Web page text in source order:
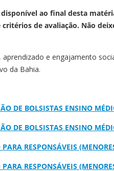
ao final desta
de avaliação. Não
e engajamento
da Bahia.
DE BOLSISTAS ENSINO
DE BOLSISTAS ENSINO
RESPONSÁVEIS
RESPONSÁVEIS